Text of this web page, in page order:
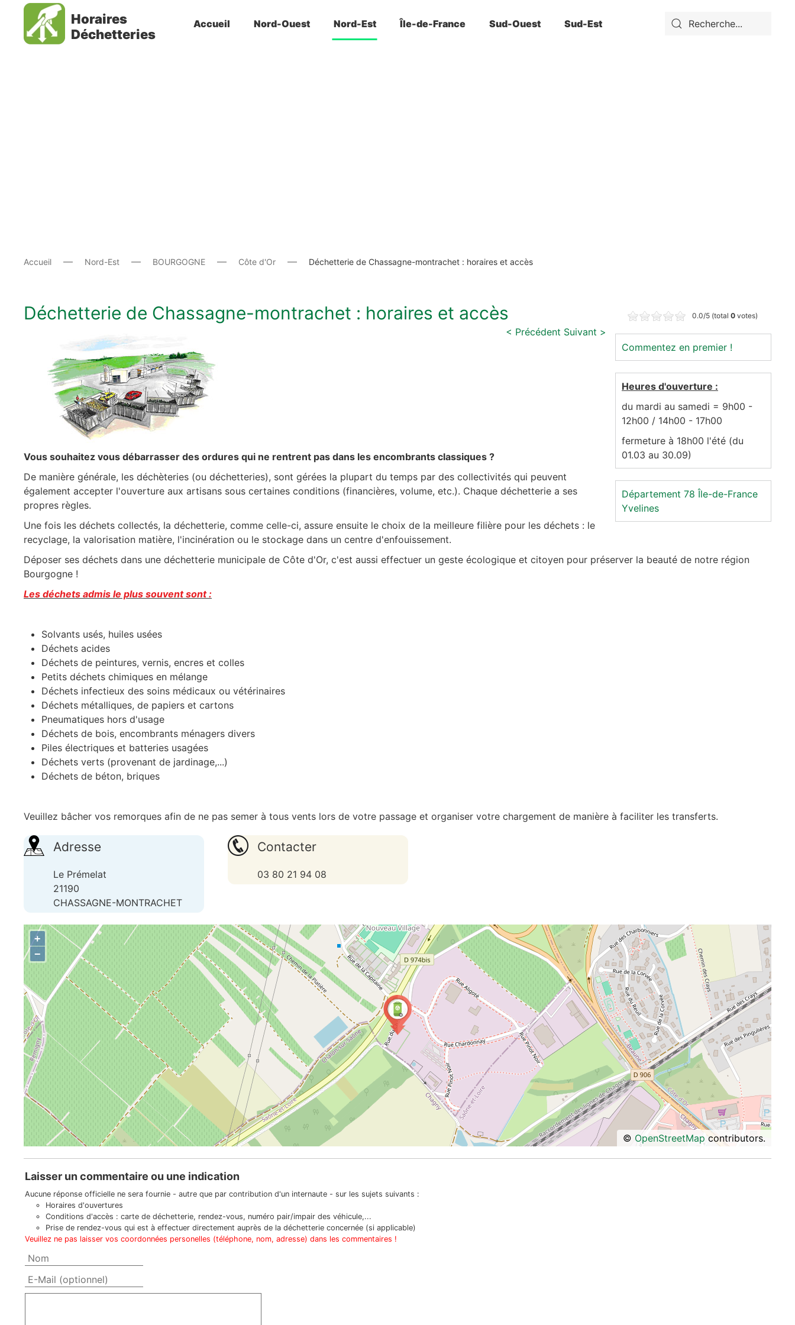
Horaires
Déchetteries
Accueil Nord-Ouest Nord-Est Île-de-France Sud-Ouest Sud-Est
Accueil Nord-Est BOURGOGNE Côte d'Or Déchetterie de Chassagne-montrachet : horaires et accès
0.0/5 (total 0 votes)
Commentez en premier !
Heures d'ouverture :
du mardi au samedi = 9h00 -
12h00 / 14h00 - 17h00
fermeture à 18h00 l'été (du
01.03 au 30.09)
Département 78 Île-de-France
Yvelines
Déchetterie de Chassagne-montrachet : horaires et accès
< Précédent Suivant >
Vous souhaitez vous débarrasser des ordures qui ne rentrent pas dans les encombrants classiques ?
De manière générale, les déchèteries (ou déchetteries), sont gérées la plupart du temps par des collectivités qui peuvent
également accepter l'ouverture aux artisans sous certaines conditions (financières, volume, etc.). Chaque déchetterie a ses
propres règles.
Une fois les déchets collectés, la déchetterie, comme celle-ci, assure ensuite le choix de la meilleure filière pour les déchets : le
recyclage, la valorisation matière, l'incinération ou le stockage dans un centre d'enfouissement.
Déposer ses déchets dans une déchetterie municipale de Côte d'Or, c'est aussi effectuer un geste écologique et citoyen pour préserver la beauté de notre région
Bourgogne !
Les déchets admis le plus souvent sont :
Solvants usés, huiles usées
Déchets acides
Déchets de peintures, vernis, encres et colles
Petits déchets chimiques en mélange
Déchets infectieux des soins médicaux ou vétérinaires
Déchets métalliques, de papiers et cartons
Pneumatiques hors d'usage
Déchets de bois, encombrants ménagers divers
Piles électriques et batteries usagées
Déchets verts (provenant de jardinage,...)
Déchets de béton, briques
Veuillez bâcher vos remorques afin de ne pas semer à tous vents lors de votre passage et organiser votre chargement de manière à faciliter les transferts.
Adresse
Le Prémelat
21190
CHASSAGNE-MONTRACHET
Contacter
03 80 21 94 08
+
−
© OpenStreetMapcontributors.
Laisser un commentaire ou une indication
Aucune réponse officielle ne sera fournie - autre que par contribution d'un internaute - sur les sujets suivants :
Horaires d'ouvertures
Conditions d'accès : carte de déchetterie, rendez-vous, numéro pair/impair des véhicule,...
Prise de rendez-vous qui est à effectuer directement auprès de la déchetterie concernée (si applicable)
Veuillez ne pas laisser vos coordonnées personelles (téléphone, nom, adresse) dans les commentaires !